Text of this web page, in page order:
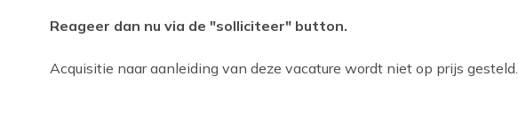
Reageer dan nu via de "solliciteer" button.
Acquisitie naar aanleiding van deze vacature wordt niet op prijs gesteld.